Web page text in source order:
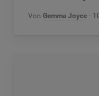
Von Gemma Joyce